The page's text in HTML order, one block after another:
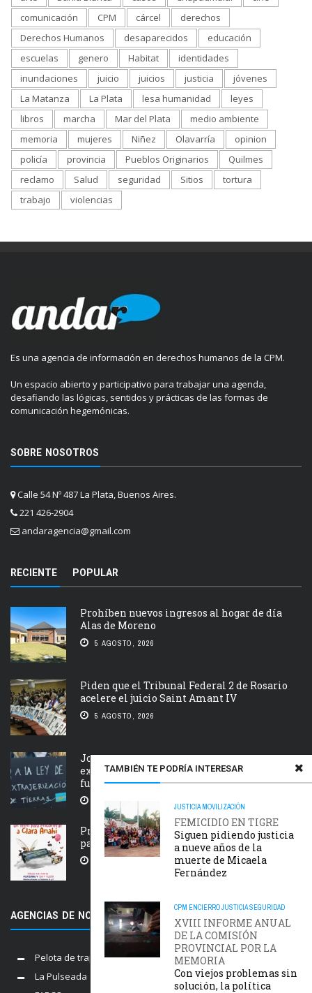
TAMBIÉN TE PODRÍA INTERESAR
JUSTICIA MOVILIZACIÓN
FEMICIDIO EN TIGRE
Siguen pidiendo justicia
a nueve años de la
muerte de Micaela
Fernández
CPM ENCIERROJUSTICIASEGURIDAD
XVIII INFORME ANUAL
DE LA COMISIÓN
PROVINCIAL POR LA
MEMORIA
Con viejos problemas sin
solución, la política
comunicación
CPM cárcel
derechos
Derechos Humanos
desaparecidos
educación
escuelas
genero Habitat
identidades
inundaciones
juicio juicios justicia
jóvenes
La Matanza
La Plata lesa humanidad
leyes
libros
marcha Mar del Plata
medio ambiente
memoria
mujeres Niñez Olavarría
opinion
policía
provincia Pueblos Originarios
Quilmes
reclamo
Salud seguridad Sitios
tortura
trabajo
violencias
Es una agencia de información en derechos humanos de la CPM.
Un espacio abierto y participativo para trabajar una agenda,
desafiando las lógicas, sentidos y prácticas de las formas de
comunicación hegemónicas.
SOBRE NOSOTROS
Calle 54 Nº 487 La Plata, Buenos Aires.
221 426-2904
andaragencia@gmail.com
RECIENTE POPULAR
Prohíben nuevos ingresos al hogar de día
Alas de Moreno
5 AGOSTO, 2026
Piden que el Tribunal Federal 2 de Rosario
acelere el juicio Saint Amant IV
5 AGOSTO, 2026
Jornada nacional en rechazo a la
extranjerización de tierras, manejo del
fuego y desalojos
5 AGOSTO, 2026
Próxima estación: un tren de ida y vuelta
para Clara Anahí
AGENCIAS DE NOTICIAS AMIGAS
Pelota de trapo
La Pulseada